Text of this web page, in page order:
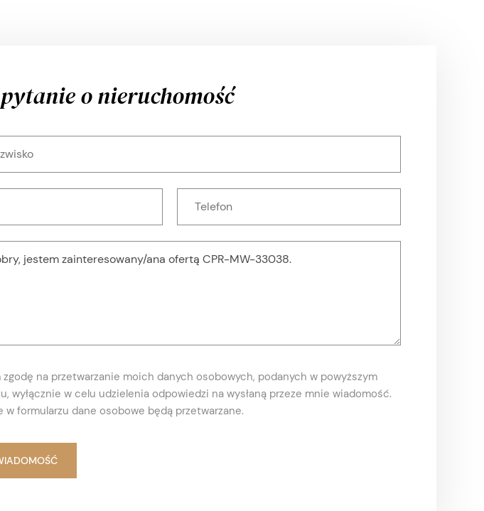
o nieruchomość
zgodę na przetwarzanie moich danych osobowych, podanych w powyższym
wyłącznie w celu udzielenia odpowiedzi na wysłaną przeze mnie wiadomość.
w formularzu dane osobowe będą przetwarzane.